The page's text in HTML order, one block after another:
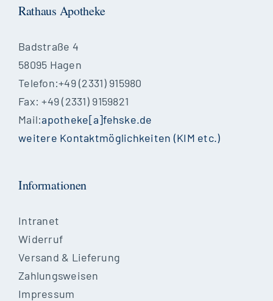
Rathaus Apotheke
Badstraße 4
58095 Hagen
Telefon:+49 (2331) 915980
Fax: +49 (2331) 9159821
Mail:apotheke[a]fehske.de
weitere Kontaktmöglichkeiten (KIM etc.)
Informationen
Intranet
Widerruf
Versand & Lieferung
Zahlungsweisen
Impressum